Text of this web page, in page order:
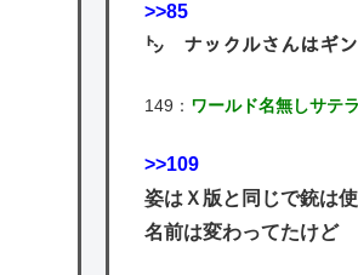
>>85
㌧ ナックルさんはギ
149： ワールド名無しサテ
>>109
姿はＸ版と同じで銃は
名前は変わってたけど